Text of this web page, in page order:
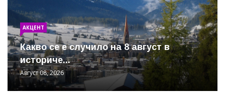
АКЦЕНТ
Какво се е случило на 8 август в
историче...
Август 08, 2026